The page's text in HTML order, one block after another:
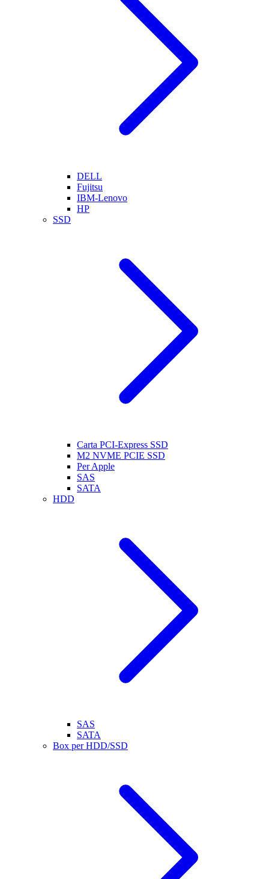
DELL
Fujitsu
IBM-Lenovo
HP
SSD
Carta PCI-Express SSD
M2 NVME PCIE SSD
Per Apple
SAS
SATA
HDD
SAS
SATA
Box per HDD/SSD